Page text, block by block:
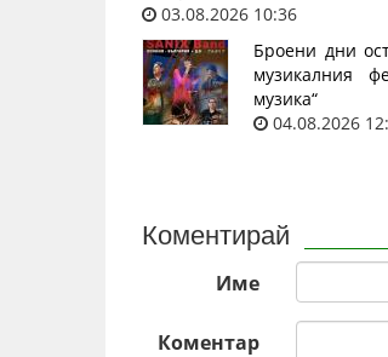
03.08.2026 10:36
Броени дни
музикалния
музика“
04.08.2026
Коментирай
Име
Коментар